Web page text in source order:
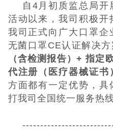
自 4 月初质监总局开
活动以来，我司积极开
我司正式向广大口罩企
无菌口罩CE认证解决方
（含检测报告） +指定
代注册（医疗器械证书
方面都有一定优势，具
打我司全国统一服务热